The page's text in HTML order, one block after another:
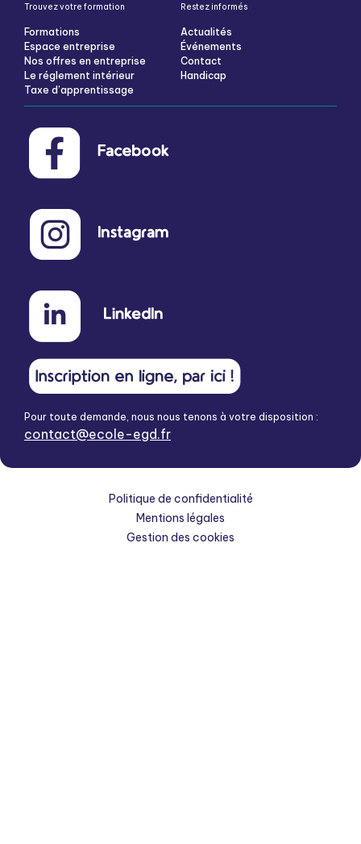
Trouvez votre formation
Formations
Espace entreprise
Nos offres en entreprise
Le réglement intérieur
Taxe d’apprentissage
Restez informés
Actualités
Événements
Contact
Handicap
Pour toute demande, nous nous tenons à votre disposition :
contact@ecole-egd.fr
Politique de confidentialité
Mentions légales
Gestion des cookies